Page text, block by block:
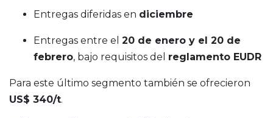
Entregas diferidas en diciembre
Entregas entre el 20 de enero y el 20 de
febrero, bajo requisitos del reglamento EUDR
Para este último segmento también se ofrecieron
US$ 340/t.